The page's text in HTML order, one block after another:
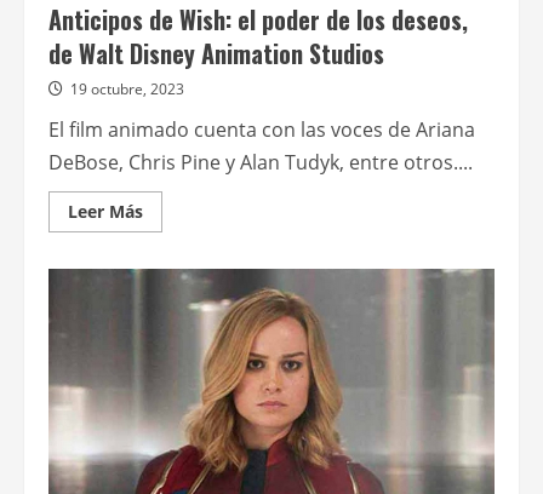
Anticipos de Wish: el poder de los deseos,
de Walt Disney Animation Studios
19 octubre, 2023
El film animado cuenta con las voces de Ariana
DeBose, Chris Pine y Alan Tudyk, entre otros....
Leer MásLeer
más
Anticipos
deseos,
de
Walt
Disney
Animation
Studios